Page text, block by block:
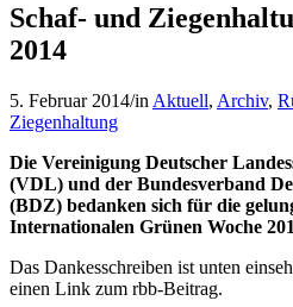
Schaf- und
2014
5. Februar 2014/in Aktuell, Archiv,
Ziegenhaltung
Die Vereinigung Deutscher
(VDL) und der Bundesverband
(BDZ) bedanken sich für die
Internationalen Grünen Woche
Das Dankesschreiben ist unten
einen Link zum rbb-Beitrag.